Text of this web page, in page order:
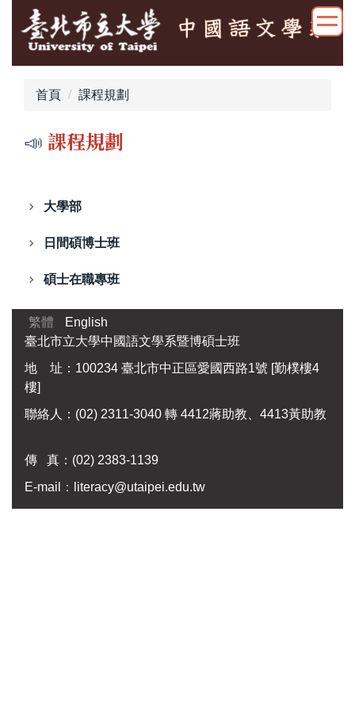
要
首頁 課程規劃
📣 課程規劃
大學部
日間碩博士班
碩士在職專班
繁體
English
臺北市立大學中國語文學系暨博碩士班
地 址：100234 臺北市中正區愛國西路1號 [勤樸樓4
樓]
聯絡人：(02) 2311-3040 轉 4412蔣助教、4413黃助教
傳 真： (02) 2383-1139
E-mail：
literacy@utaipei.edu.tw